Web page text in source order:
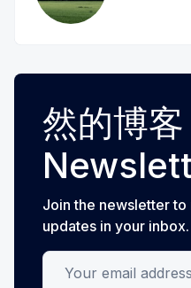
然的博客
Join the newsletter
updates in your inbox.
Your email address